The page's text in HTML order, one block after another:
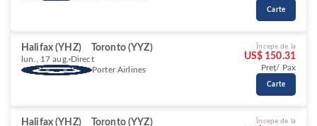
Carte
Halifax (YHZ) Toronto (YYZ)
lun., 17 aug. Direct
Porter Airlines
Începe de la
US$ 150.31
Preț/ Pax
Carte
Halifax (YHZ) Toronto (YYZ) Începe de la